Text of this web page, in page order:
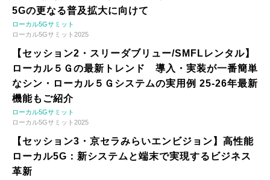
5Gの更なる普及拡大に向けて
ローカル5Gサミット
ローカル5Gサミット2025
【セッション2・スリーダブリュー/SMFLレンタル】
ローカル５Ｇの最新トレンド 導入・実装が一番簡単
なシン・ローカル５Ｇシステムの実用例 25-26年最新
機能もご紹介
ローカル5Gサミット
ローカル5Gサミット2025
【セッション3・京セラみらいエンビジョン】高性能
ローカル5G：新システムと端末で実現するビジネス
革新